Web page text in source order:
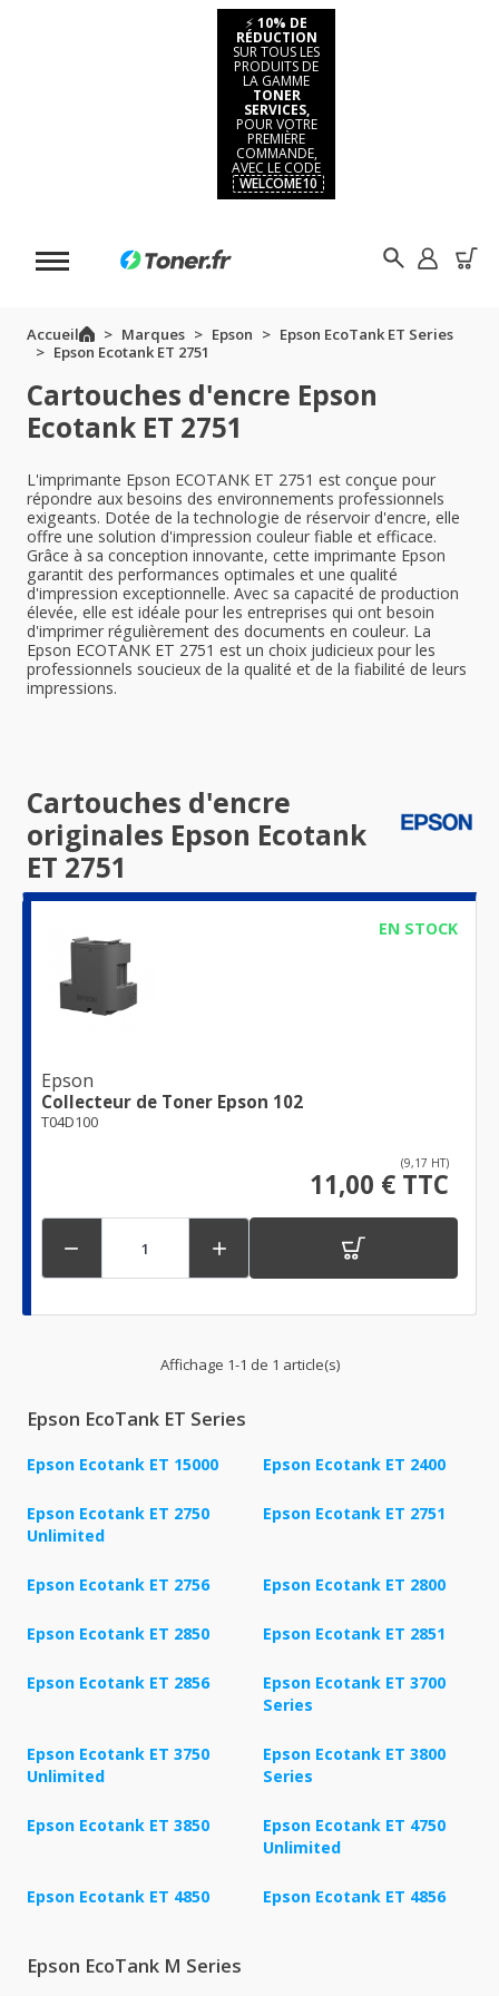
⚡ 10% DE
RÉDUCTION
SUR TOUS LES
PRODUITS DE
LA GAMME
TONER
SERVICES,
POUR VOTRE
PREMIÈRE
COMMANDE,
AVEC LE CODE
WELCOME10
Accueil Marques Epson
Epson EcoTank ET Series
Epson Ecotank ET 2751
Cartouches d'encre Epson
Ecotank ET 2751
L'imprimante Epson ECOTANK ET 2751 est conçue pour
répondre aux besoins des environnements professionnels
exigeants. Dotée de la technologie de réservoir d'encre, elle
offre une solution d'impression couleur fiable et efficace.
Grâce à sa conception innovante, cette imprimante Epson
garantit des performances optimales et une qualité
d'impression exceptionnelle. Avec sa capacité de production
élevée, elle est idéale pour les entreprises qui ont besoin
d'imprimer régulièrement des documents en couleur. La
Epson ECOTANK ET 2751 est un choix judicieux pour les
professionnels soucieux de la qualité et de la fiabilité de leurs
impressions.
Cartouches d'encre
originales Epson Ecotank
ET 2751
EN STOCK
Epson
Collecteur de Toner Epson 102
T04D100
(9,17 HT)
11,00 € TTC
 
Affichage 1-1 de 1 article(s)
Epson EcoTank ET Series
Epson Ecotank ET 15000 Epson Ecotank ET 2400
Epson Ecotank ET 2750
Unlimited
Epson Ecotank ET 2751
Epson Ecotank ET 2756 Epson Ecotank ET 2800
Epson Ecotank ET 2850 Epson Ecotank ET 2851
Epson Ecotank ET 2856
Epson Ecotank ET 3700
Series
Epson Ecotank ET 3750
Unlimited
Epson Ecotank ET 3800
Series
Epson Ecotank ET 3850
Epson Ecotank ET 4750
Unlimited
Epson Ecotank ET 4850 Epson Ecotank ET 4856
Epson EcoTank M Series